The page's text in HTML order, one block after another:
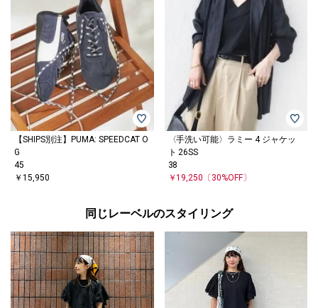
【SHIPS別注】PUMA: SPEEDCAT O
G
45
￥15,950
〈手洗い可能〉ラミー 4 ジャケッ
ト 26SS
38
￥19,250 〔30%OFF〕
同じレーベルのスタイリング